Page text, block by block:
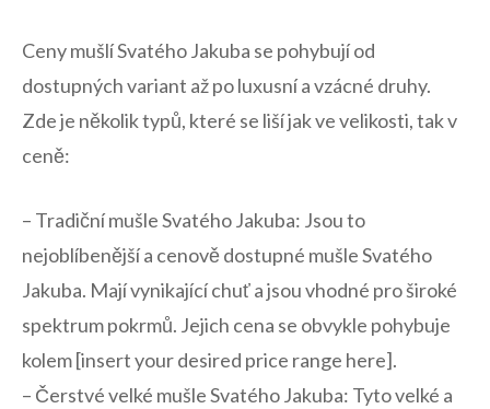
Ceny mušlí Svatého Jakuba se pohybují od​
dostupných variant až po luxusní a vzácné druhy.
Zde je‌ několik typů, které se liší jak ve ‍velikosti, tak v
ceně:
– Tradiční mušle Svatého Jakuba: Jsou to
nejoblíbenější ⁣a cenově ⁢dostupné mušle Svatého ​
Jakuba. Mají vynikající chuť a jsou vhodné pro široké
spektrum pokrmů. Jejich cena se ⁤obvykle pohybuje
kolem [insert your desired price range here].
– Čerstvé velké mušle Svatého Jakuba: Tyto velké a